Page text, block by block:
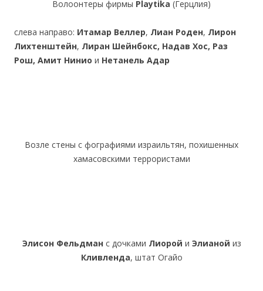
Волоонтеры фирмы Playtika (Герцлия)
слева направо: Итамар Веллер, Лиан Роден, Лирон
Лихтенштейн, Лиран Шейнбокс, Надав Хос, Раз
Рош, Амит Нинио и Нетанель Адар
Возле стены с фографиями израильтян, похишенных
хамасовскими террористами
Элисон Фельдманс дочками Лиорой и Элианой из
Кливленда, штат Огайо